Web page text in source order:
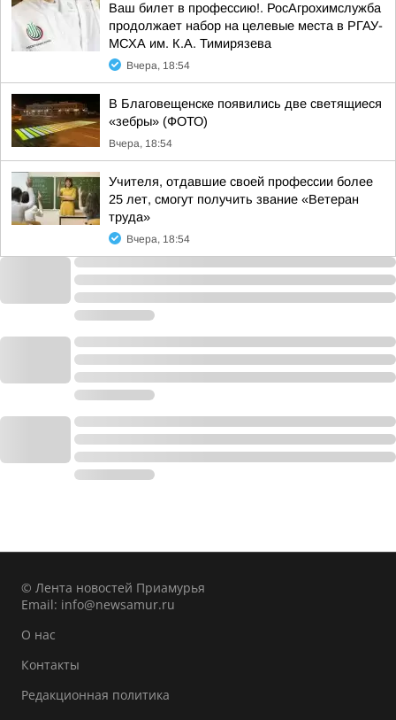
Ваш билет в профессию!. РосАгрохимслужба
продолжает набор на целевые места в РГАУ-
МСХА им. К.А. Тимирязева
Вчера, 18:54
В Благовещенске появились две светящиеся
«зебры» (ФОТО)
Вчера, 18:54
Учителя, отдавшие своей профессии более
25 лет, смогут получить звание «Ветеран
труда»
Вчера, 18:54
© Лента новостей Приамурья
Email: info@newsamur.ru
О нас
Контакты
Редакционная политика